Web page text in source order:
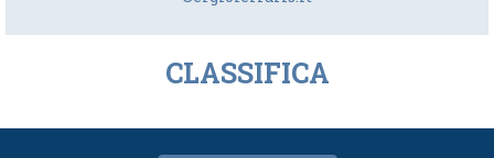
CLASSIFICA